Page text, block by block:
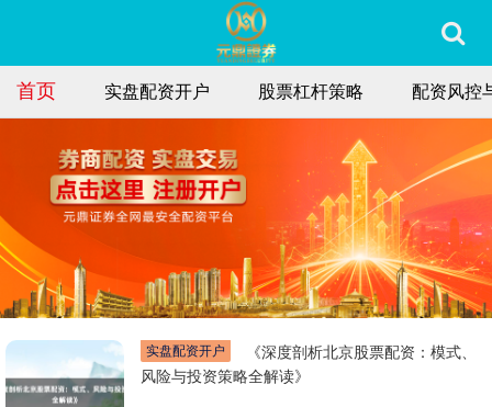
首页 实盘配资开户 股票杠杆策略 配资风控
实盘配资开户
风险与投资策略全解读》